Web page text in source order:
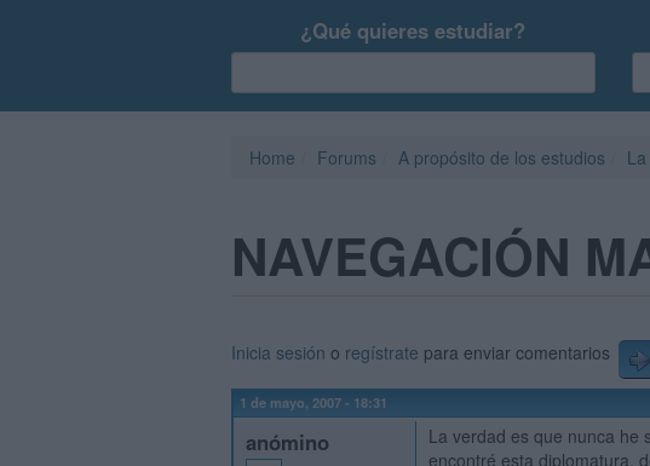
¿Qué quieres estudiar?
Home Forums A propósito de los estudios
NAVEGACIÓN
Inicia sesión o regístrate para enviar comentarios
1 de mayo, 2007 - 18:31
anómino
La verdad es que nunca he
encontré esta diplomatura,